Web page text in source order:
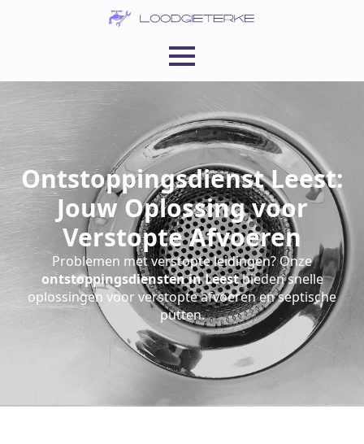
Ontstoppingsdienst Leest:
Jouw Oplossing voor
Verstopte Afvoeren
Problemen met verstopte leidingen? Onze
ontstoppingsdiensten in Leestbieden snelle
oplossingen voor verstopte afvoeren en septische
putten.